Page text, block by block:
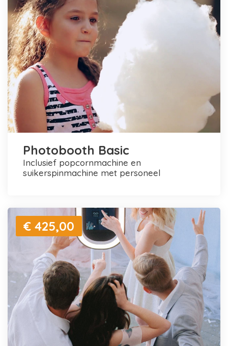
Photobooth Basic
inclusief popcornmachine en
suikerspinmachine met personeel
€ 425,00